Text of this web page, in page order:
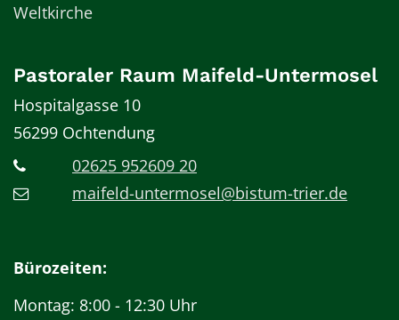
Weltkirche
Pastoraler Raum Maifeld-Untermosel
Hospitalgasse 10
56299 Ochtendung
02625 952609 20
maifeld-untermosel@bistum-trier.de
Bürozeiten:
Montag: 8:00 - 12:30 Uhr